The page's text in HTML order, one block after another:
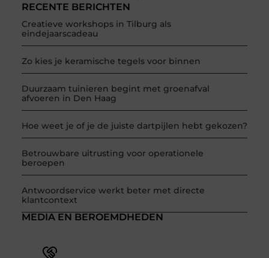
RECENTE BERICHTEN
Creatieve workshops in Tilburg als
eindejaarscadeau
Zo kies je keramische tegels voor binnen
Duurzaam tuinieren begint met groenafval
afvoeren in Den Haag
Hoe weet je of je de juiste dartpijlen hebt gekozen?
Betrouwbare uitrusting voor operationele
beroepen
Antwoordservice werkt beter met directe
klantcontext
MEDIA EN BEROEMDHEDEN